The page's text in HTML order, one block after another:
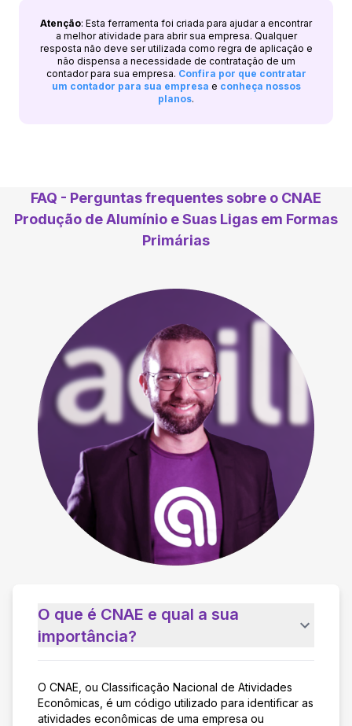
Atenção: Esta ferramenta foi criada para ajudar a encontrar
a melhor atividade para abrir sua empresa. Qualquer
resposta não deve ser utilizada como regra de aplicação e
não dispensa a necessidade de contratação de um
contador para sua empresa. Confira por que contratar
um contador para sua empresa e conheça nossos
planos.
FAQ - Perguntas frequentes sobre o CNAE
Produção de Alumínio e Suas Ligas em Formas
Primárias
O que é CNAE e qual a sua
importância?
O CNAE, ou Classificação Nacional de Atividades
Econômicas, é um código utilizado para identificar as
atividades econômicas de uma empresa ou